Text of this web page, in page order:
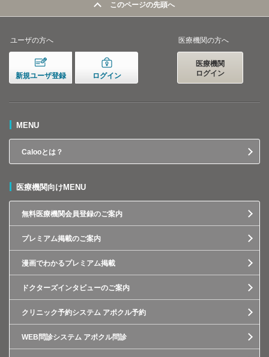
このページの先頭へ
ユーザの方へ
新規ユーザ登録 ログイン
医療機関の方へ
医療機関
ログイン
MENU
Calooとは？
医療機関向けMENU
無料医療機関会員登録のご案内
プレミアム掲載のご案内
漫画でわかるプレミアム掲載
ドクターズインタビューのご案内
クリニック予約システム アポクル予約
WEB問診システム アポクル問診